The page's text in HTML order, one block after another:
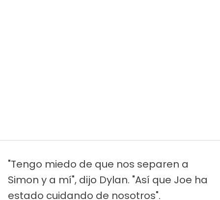
"Tengo miedo de que nos separen a
Simon y a mí", dijo Dylan. "Así que Joe ha
estado cuidando de nosotros".